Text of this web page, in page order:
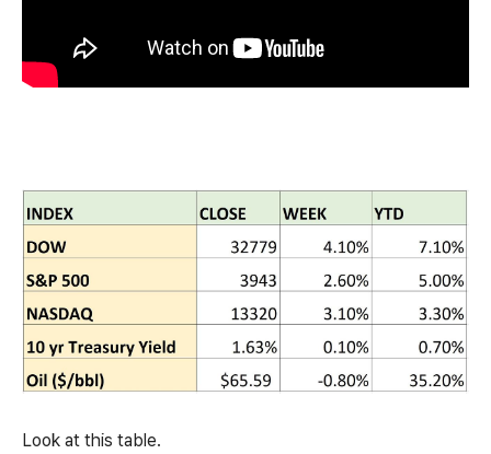
Look at this table.